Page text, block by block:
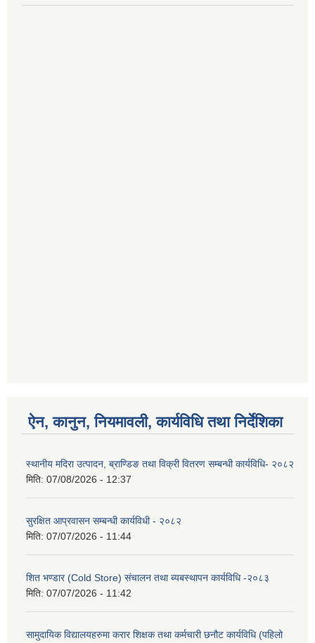
ऐन, कानुन, नियमावली, कार्यविधि तथा निर्देशिका
स्थानीय मदिरा उत्पादन, ब्राण्डिङ तथा विक्री वितरण सम्बन्धी कार्यविधि- २०८२
मिति: 07/08/2026 - 12:37
सुरक्षित आप्रवासन सम्बन्धी कार्यविधी - २०८२
मिति: 07/07/2026 - 11:44
शित भण्डार (Cold Store) संचालन तथा ब्यबस्थापन कार्यविधि -२०८३
मिति: 07/07/2026 - 11:42
सामुदायिक विद्यालयहरुमा करार शिक्षक तथा कर्मचारी छनौट कार्यविधि (पहिलो